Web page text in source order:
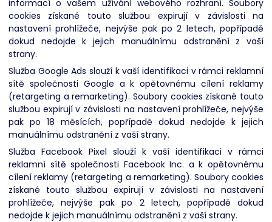
informací o vašem užívání webového rozhraní. Soubory
cookies získané touto službou expirují v závislosti na
nastavení prohlížeče, nejvýše pak po 2 letech, popřípadě
dokud nedojde k jejich manuálnímu odstranění z vaší
strany.
Služba Google Ads slouží k vaší identifikaci v rámci reklamní
sítě společnosti Google a k opětovnému cílení reklamy
(retargeting a remarketing). Soubory cookies získané touto
službou expirují v závislosti na nastavení prohlížeče, nejvýše
pak po 18 měsících, popřípadě dokud nedojde k jejich
manuálnímu odstranění z vaší strany.
Služba Facebook Pixel slouží k vaší identifikaci v rámci
reklamní sítě společnosti Facebook Inc. a k opětovnému
cílení reklamy (retargeting a remarketing). Soubory cookies
získané touto službou expirují v závislosti na nastavení
prohlížeče, nejvýše pak po 2 letech, popřípadě dokud
nedojde k jejich manuálnímu odstranění z vaší strany.